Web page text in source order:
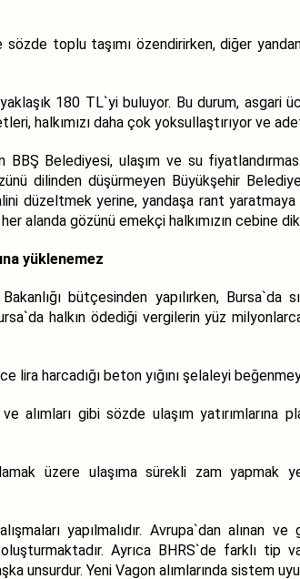
toplu taşımı özendirirken, diğer
180 TL`yi buluyor. Bu durum, asgari
halkımızı daha çok yoksullaştırıyor ve
Belediyesi, ulaşım ve su
dilinden düşürmeyen Büyükşehir
düzeltmek yerine, yandaşa rant
alanda gözünü emekçi halkımızın cebine
yüklenemez
bütçesinden yapılırken,
halkın ödediği vergilerin yüz
harcadığı beton yığını şelaleyi
alımları gibi sözde ulaşım
üzere ulaşıma sürekli zam yapmak
yapılmalıdır. Avrupa`dan alınan
Ayrıca BHRS`de farklı tip
unsurdur. Yeni Vagon alımlarında sistem